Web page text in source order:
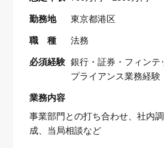
勤務地 東京都港区
職 種 法務
必須経験 銀行・証券・フィンテ
プライアンス業務経験
業務内容
事業部門との打ち合わせ、社内
成、当局相談など